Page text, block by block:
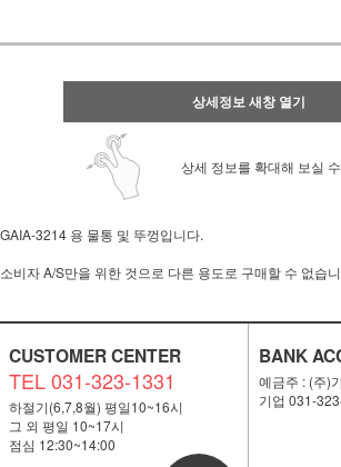
상세정보 새창 열기
상세 정보를 확대해 보실
GAIA-3214 용 물통 및 뚜껑입니다.
소비자 A/S만을 위한 것으로 다른 용도로 구매할 수 없습
CUSTOMER CENTER
TEL 031-323-1331
하절기(6,7,8월) 평일10~16시
그 외 평일 10~17시
점심 12:30~14:00
BANK
예금주 : (주)
기업 031-